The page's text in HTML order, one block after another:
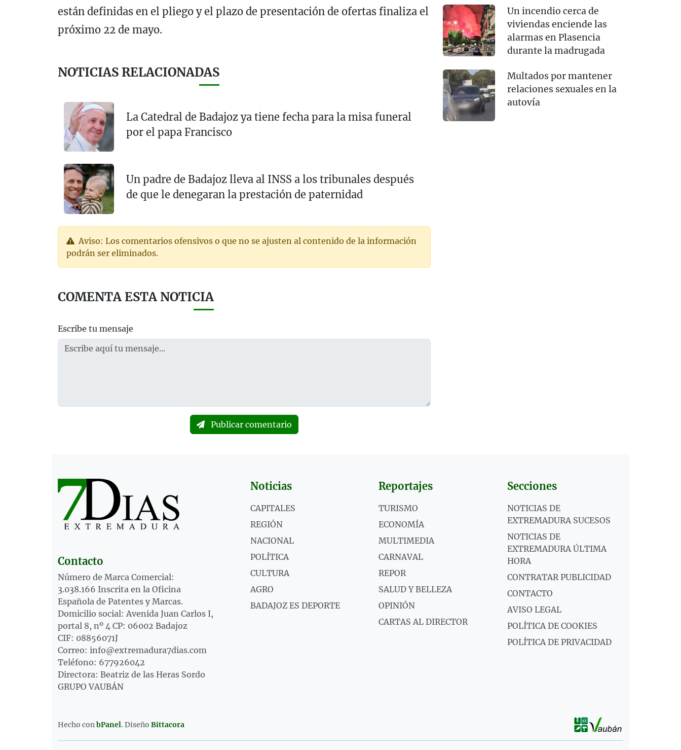
están definidas en el pliego y el plazo de presentación de ofertas finaliza el
próximo 22 de mayo.
NOTICIAS RELACIONADAS
La Catedral de Badajoz ya tiene fecha para la misa funeral
por el papa Francisco
Un padre de Badajoz lleva al INSS a los tribunales después
de que le denegaran la prestación de paternidad
Aviso: Los comentarios ofensivos o que no se ajusten al contenido de la información
podrán ser eliminados.
COMENTA ESTA NOTICIA
Escribe tu mensaje
Publicar comentario
Un incendio cerca de
viviendas enciende las
alarmas en Plasencia
durante la madrugada
Multados por mantener
relaciones sexuales en la
autovía
Contacto
Número de Marca Comercial:
3.038.166 Inscrita en la Oficina
Española de Patentes y Marcas.
Domicilio social: Avenida Juan Carlos I,
portal 8, nº 4 CP: 06002 Badajoz
CIF: 08856071J
Correo: info@extremadura7dias.com
Teléfono: 677926042
Directora: Beatriz de las Heras Sordo
GRUPO VAUBÁN
Noticias
CAPITALES
REGIÓN
NACIONAL
POLÍTICA
CULTURA
AGRO
BADAJOZ ES DEPORTE
Reportajes
TURISMO
ECONOMÍA
MULTIMEDIA
CARNAVAL
REPOR
SALUD Y BELLEZA
OPINIÓN
CARTAS AL DIRECTOR
Secciones
NOTICIAS DE
EXTREMADURA SUCESOS
NOTICIAS DE
EXTREMADURA ÚLTIMA
HORA
CONTRATAR PUBLICIDAD
CONTACTO
AVISO LEGAL
POLÍTICA DE COOKIES
POLÍTICA DE PRIVACIDAD
Hecho conbPanel. Diseño Bittacora